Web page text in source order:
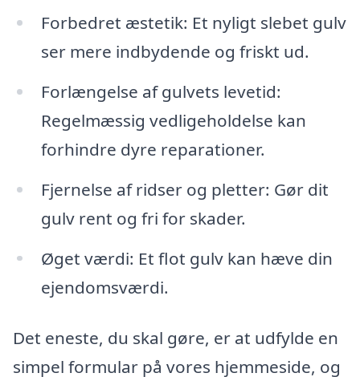
Forbedret æstetik: Et nyligt slebet gulv
ser mere indbydende og friskt ud.
Forlængelse af gulvets levetid:
Regelmæssig vedligeholdelse kan
forhindre dyre reparationer.
Fjernelse af ridser og pletter: Gør dit
gulv rent og fri for skader.
Øget værdi: Et flot gulv kan hæve din
ejendomsværdi.
Det eneste, du skal gøre, er at udfylde en
simpel formular på vores hjemmeside, og